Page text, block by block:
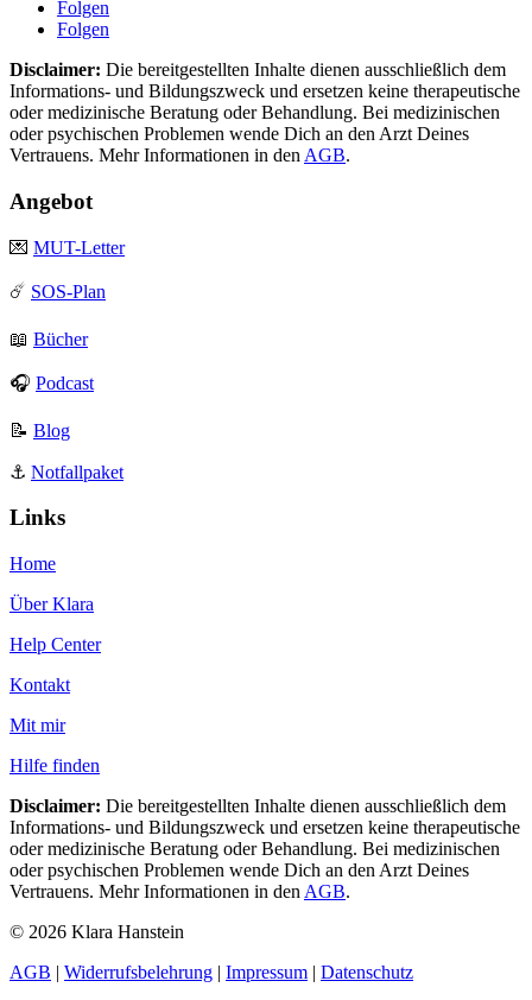
Folgen
Folgen
Disclaimer: Die bereitgestellten Inhalte dienen ausschließlich dem
Informations- und Bildungszweck und ersetzen keine therapeutische
oder medizinische Beratung oder Behandlung. Bei medizinischen
oder psychischen Problemen wende Dich an den Arzt Deines
Vertrauens. Mehr Informationen in den AGB.
Angebot
💌 MUT-Letter
☄️ SOS-Plan
📖 Bücher
🎧 Podcast
📝 Blog
⚓️ Notfallpaket
Links
Home
Über Klara
Help Center
Kontakt
Mit mir
Hilfe finden
Disclaimer: Die bereitgestellten Inhalte dienen ausschließlich dem
Informations- und Bildungszweck und ersetzen keine therapeutische
oder medizinische Beratung oder Behandlung. Bei medizinischen
oder psychischen Problemen wende Dich an den Arzt Deines
Vertrauens. Mehr Informationen in den AGB.
© 2026 Klara Hanstein
AGB | Widerrufsbelehrung | Impressum | Datenschutz